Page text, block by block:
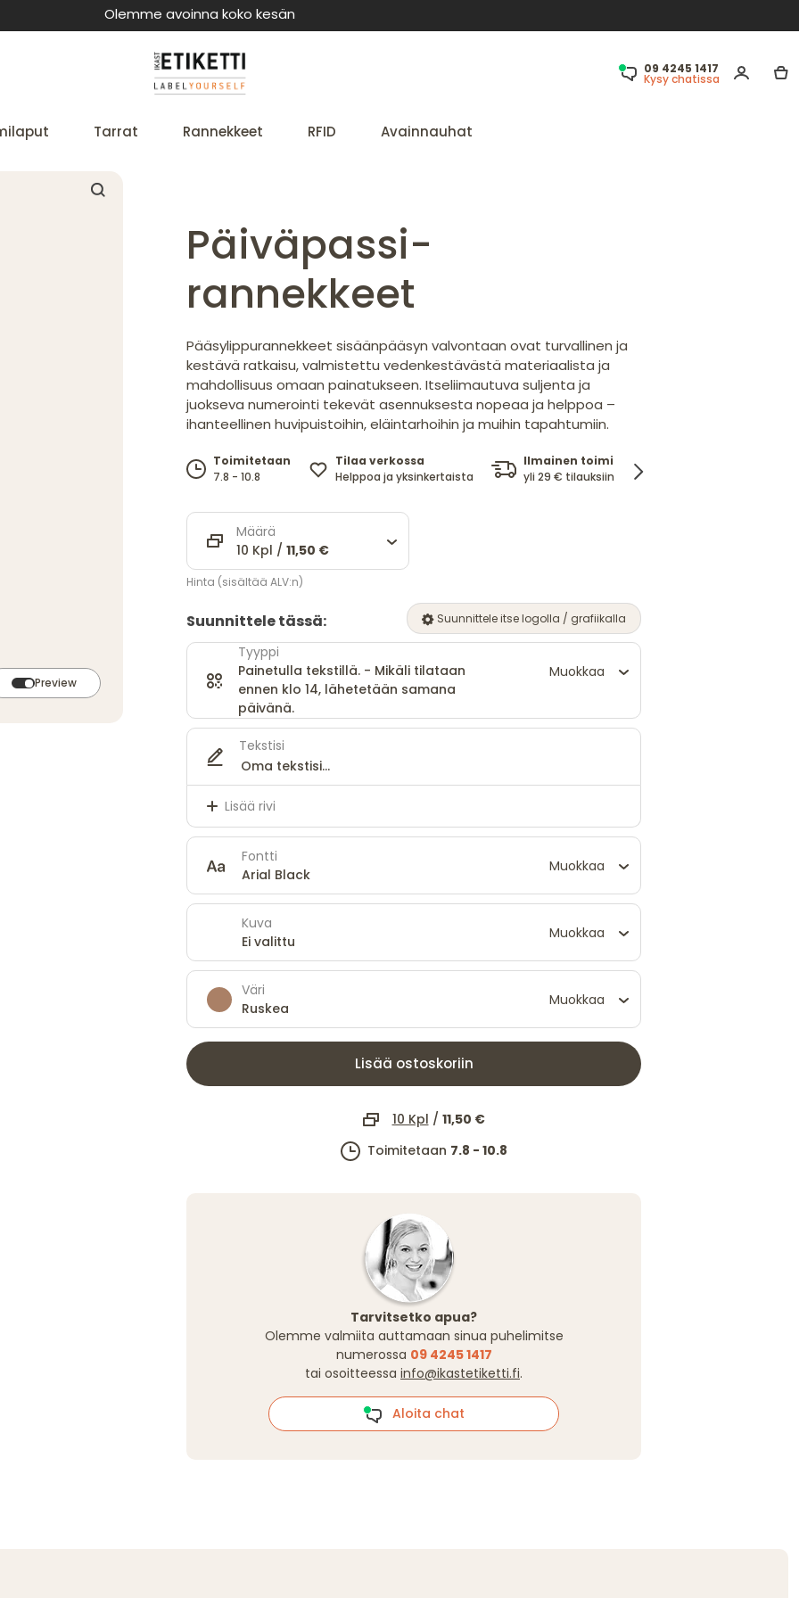
Olemme avoinna koko kesän
09 4245 1417
Kysy chatissa
Tarrat Rannekkeet RFID Avainnauhat
Preview
Päiväpassi-
rannekkeet
Pääsylippurannekkeet sisäänpääsyn valvontaan ovat turvallinen ja
kestävä ratkaisu, valmistettu vedenkestävästä materiaalista ja
mahdollisuus omaan painatukseen. Itseliimautuva suljenta ja
juokseva numerointi tekevät asennuksesta nopeaa ja helppoa –
ihanteellinen huvipuistoihin, eläintarhoihin ja muihin tapahtumiin.
Toimitetaan
7.8 - 10.8
Tilaa verkossa
Helppoa ja yksinkertaista
Ilmainen toimitus
yli 29 € tilauksiin
Määrä
10 Kpl / 11,50 €
Hinta (sisältää ALV:n)
Suunnittele tässä: Suunnittele itse logolla / grafiikalla
Tyyppi
Painetulla tekstillä. - Mikäli tilataan
ennen klo 14, lähetetään samana
päivänä.
Muokkaa
Tekstisi
Lisää rivi
Fontti
Arial Black
Muokkaa
Kuva
Ei valittu
Muokkaa
Väri
Ruskea
Muokkaa
Lisää ostoskoriin
10 Kpl / 11,50 €
Toimitetaan 7.8 - 10.8
Tarvitsetko apua?
Olemme valmiita auttamaan sinua puhelimitse
numerossa 09 4245 1417
tai osoitteessa info@ikastetiketti.fi.
Aloita chat